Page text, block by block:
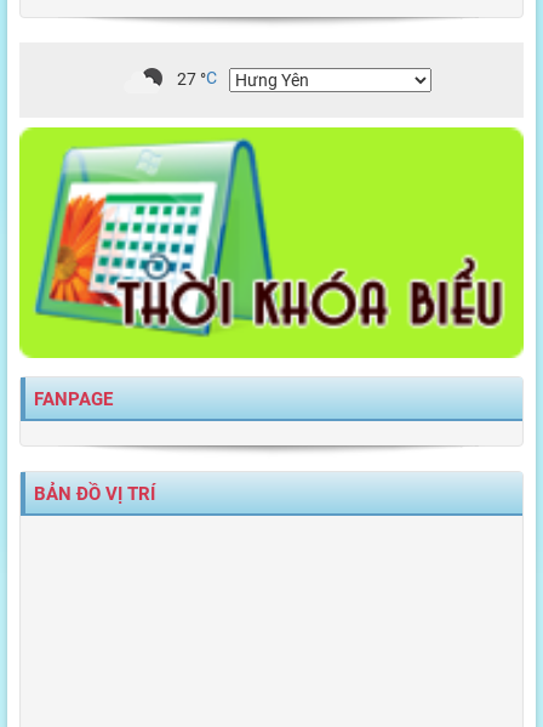
27°C
FANPAGE
BẢN ĐỒ VỊ TRÍ